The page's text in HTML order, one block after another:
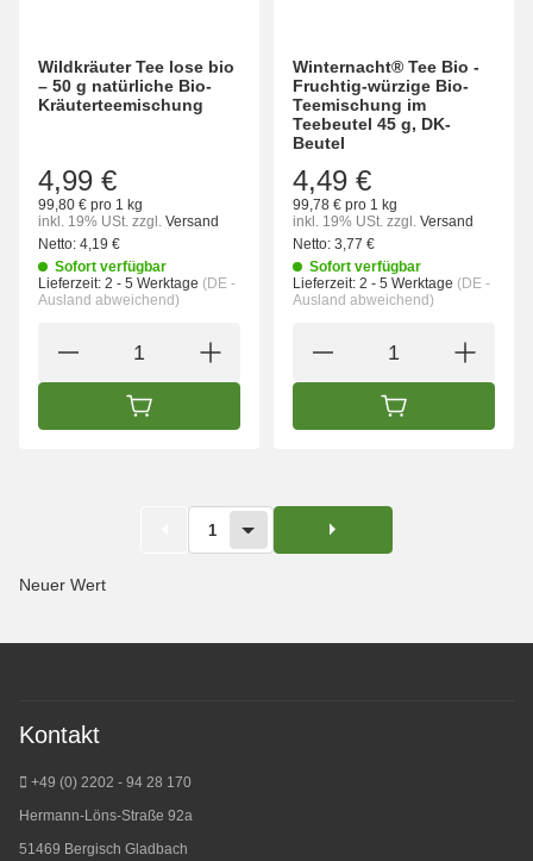
Wildkräuter Tee lose bio
– 50 g natürliche Bio-
Kräuterteemischung
4,99 €
99,80 € pro 1 kg
inkl. 19% USt. zzgl. Versand
Netto: 4,19 €
Sofort verfügbar
Lieferzeit: 2 - 5 Werktage (DE -
Ausland abweichend)
IN DEN WARENKORB
Winternacht® Tee Bio -
Fruchtig-würzige Bio-
Teemischung im
Teebeutel 45 g, DK-
Beutel
4,49 €
99,78 € pro 1 kg
inkl. 19% USt. zzgl. Versand
Netto: 3,77 €
Sofort verfügbar
Lieferzeit: 2 - 5 Werktage (DE -
Ausland abweichend)
IN DEN
1
Neuer Wert
Kontakt
+49 (0) 2202 - 94 28 170
Hermann-Löns-Straße 92a
51469 Bergisch Gladbach